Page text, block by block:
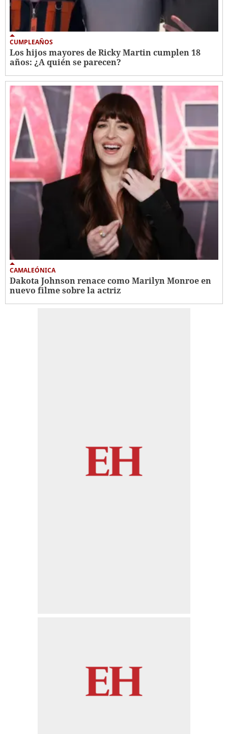
CUMPLEAÑOS
Los hijos mayores de Ricky Martin cumplen 18
años: ¿A quién se parecen?
CAMALEÓNICA
Dakota Johnson renace como Marilyn Monroe en
nuevo filme sobre la actriz